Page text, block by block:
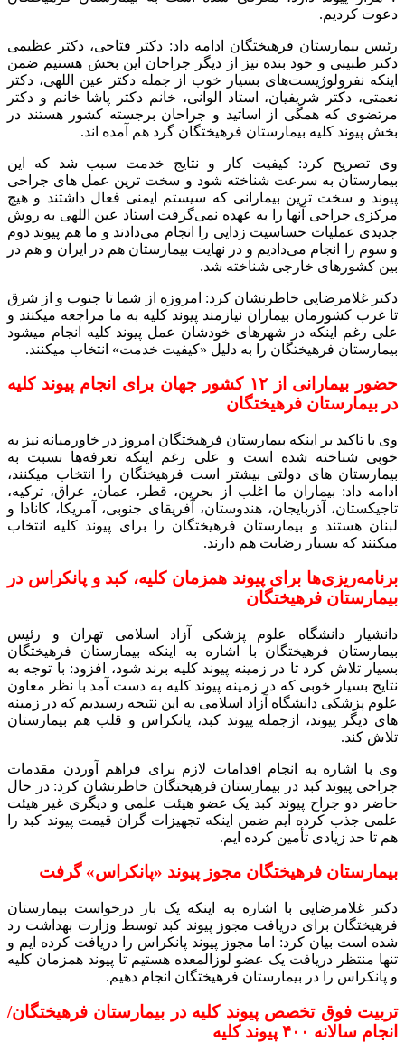
دعوت کردیم.
رئیس بیمارستان فرهیختگان ادامه داد: دکتر فتاحی، دکتر عظیمی
دکتر طبیبی و خود بنده نیز از دیگر جراحان این بخش هستیم ضمن
اینکه نفرولوژیست‌های بسیار خوب از جمله دکتر عین اللهی، دکتر
نعمتی، دکتر شریفیان، استاد الوانی، خانم دکتر پاشا خانم و دکتر
مرتضوی که همگی از اساتید و جراحان برجسته کشور هستند در
بخش پیوند کلیه بیمارستان فرهیختگان گرد هم آمده اند.
وی تصریح کرد: کیفیت کار و نتایج خدمت سبب شد که این
بیمارستان به سرعت شناخته شود و سخت ترین عمل های جراحی
پیوند و سخت ترین بیمارانی که سیستم ایمنی فعال داشتند و هیچ
مرکزی جراحی آنها را به عهده نمی‌گرفت استاد عین اللهی به روش
جدیدی عملیات حساسیت زدایی را انجام می‌دادند و ما هم پیوند دوم
و سوم را انجام می‌دادیم و در نهایت بیمارستان هم در ایران و هم در
بین کشورهای خارجی شناخته شد.
دکتر غلامرضایی خاطرنشان کرد: امروزه از شما تا جنوب و از شرق
تا غرب کشورمان بیماران نیازمند پیوند کلیه به ما مراجعه میکنند و
علی رغم اینکه در شهرهای خودشان عمل پیوند کلیه انجام میشود
بیمارستان فرهیختگان را به دلیل «کیفیت خدمت» انتخاب میکنند.
حضور بیمارانی از ۱۲ کشور جهان برای انجام پیوند کلیه
در بیمارستان فرهیختگان
وی با تاکید بر اینکه بیمارستان فرهیختگان امروز در خاورمیانه نیز به
خوبی شناخته شده است و علی رغم اینکه تعرفه‌ها نسبت به
بیمارستان های دولتی بیشتر است فرهیختگان را انتخاب میکنند،
ادامه داد: بیماران ما اغلب از بحرین، قطر، عمان، عراق، ترکیه،
تاجیکستان، آذربایجان، هندوستان، آفریقای جنوبی، آمریکا، کانادا و
لبنان هستند و بیمارستان فرهیختگان را برای پیوند کلیه انتخاب
میکنند که بسیار رضایت هم دارند.
برنامه‌ریزی‌ها برای پیوند همزمان کلیه، کبد و پانکراس در
بیمارستان فرهیختگان
دانشیار دانشگاه علوم پزشکی آزاد اسلامی تهران و رئیس
بیمارستان فرهیختگان با اشاره به اینکه بیمارستان فرهیختگان
بسیار تلاش کرد تا در زمینه پیوند کلیه برند شود، افزود: با توجه به
نتایج بسیار خوبی که در زمینه پیوند کلیه به دست آمد با نظر معاون
علوم پزشکی دانشگاه آزاد اسلامی به این نتیجه رسیدیم که در زمینه
های دیگر پیوند، ازجمله پیوند کبد، پانکراس و قلب هم بیمارستان
تلاش کند.
وی با اشاره به انجام اقدامات لازم برای فراهم آوردن مقدمات
جراحی پیوند کبد در بیمارستان فرهیختگان خاطرنشان کرد: در حال
حاضر دو جراح پیوند کبد یک عضو هیئت علمی و دیگری غیر هیئت
علمی جذب کرده ایم ضمن اینکه تجهیزات گران قیمت پیوند کبد را
هم تا حد زیادی تأمین کرده ایم.
بیمارستان فرهیختگان مجوز پیوند «پانکراس» گرفت
دکتر غلامرضایی با اشاره به اینکه یک بار درخواست بیمارستان
فرهیختگان برای دریافت مجوز پیوند کبد توسط وزارت بهداشت رد
شده است بیان کرد: اما مجوز پیوند پانکراس را دریافت کرده ایم و
تنها منتظر دریافت یک عضو لوزالمعده هستیم تا پیوند همزمان کلیه
و پانکراس را در بیمارستان فرهیختگان انجام دهیم.
تربیت فوق تخصص پیوند کلیه در بیمارستان فرهیختگان/
انجام سالانه ۴۰۰ پیوند کلیه